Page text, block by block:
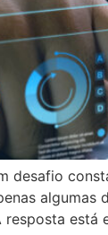
desafio
está